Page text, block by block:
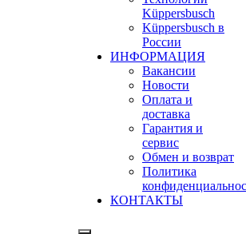
Küppersbusch
Küppersbusch в
России
ИНФОРМАЦИЯ
Вакансии
Новости
Оплата и
доставка
Гарантия и
сервис
Обмен и возврат
Политика
КОНТАКТЫ